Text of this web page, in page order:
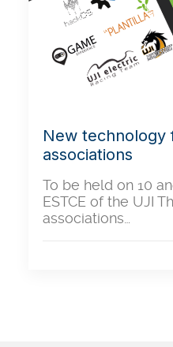
New technology
associations
To be held on 10
ESTCE of the UJI
associations…